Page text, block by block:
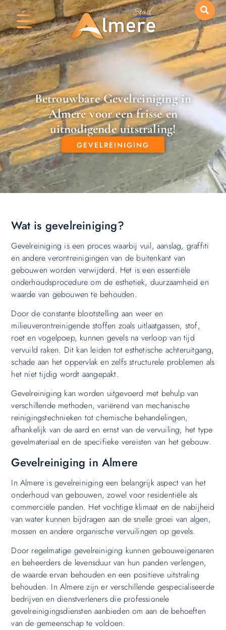
Betrouwbare Gevelreiniging in
Almere voor een frisse en
uitnodigende uitstraling!
GEVELREINIGING
Wat is gevelreiniging?
Gevelreiniging is een proces waarbij vuil, aanslag, graffiti
en andere verontreinigingen van de buitenkant van
gebouwen worden verwijderd. Het is een essentiële
onderhoudsprocedure om de esthetiek, duurzaamheid en
waarde van gebouwen te behouden.
Door de constante blootstelling aan weer en
milieuverontreinigende stoffen zoals uitlaatgassen, stof,
roet en vogelpoep, kunnen gevels na verloop van tijd
vervuild raken. Dit kan leiden tot esthetische achteruitgang,
schade aan het oppervlak en zelfs structurele problemen als
het niet tijdig wordt aangepakt.
Gevelreiniging kan worden uitgevoerd met behulp van
verschillende methoden, variërend van mechanische
reinigingstechnieken tot chemische behandelingen,
afhankelijk van de aard en ernst van de vervuiling, het type
gevelmateriaal en de specifieke vereisten van het gebouw.
Gevelreiniging in Almere
In Almere is gevelreiniging een belangrijk aspect van het
onderhoud van gebouwen, zowel voor residentiële als
commerciële panden. Het vochtige klimaat en de nabijheid
van water kunnen bijdragen aan de snelle groei van algen,
mossen en andere organische vervuilingen op gevels.
Door regelmatige gevelreiniging kunnen gebouweigenaren
en beheerders de levensduur van hun panden verlengen,
de waarde ervan behouden en een positieve uitstraling
behouden. In Almere zijn er verschillende gespecialiseerde
bedrijven en dienstverleners die professionele
gevelreinigingsdiensten aanbieden om aan de behoeften
van de gemeenschap te voldoen.